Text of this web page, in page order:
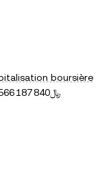
boursière
﷼17 566 187 840